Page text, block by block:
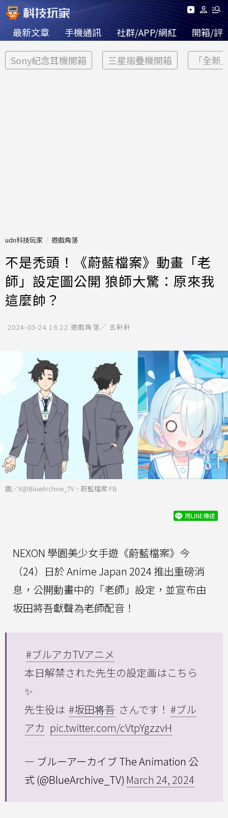
最新文章 手機通訊 社群/APP/網紅 開箱/評
Sony紀念耳機開箱 三星摺疊機開箱 「全新
udn科技玩家 遊戲角落
不是禿頭！《蔚藍檔案》動畫「老
師」設定圖公開 狼師大驚：原來我
這麼帥？
2024-03-24 16:22 遊戲角落／ 玄軒軒
圖／X@BlueArchive_TV、蔚藍檔案 FB
用LINE傳送
NEXON 學園美少女手遊《蔚藍檔案》今
（24）日於 Anime Japan 2024 推出重磅消
息，公開動畫中的「老師」設定，並宣布由
坂田將吾獻聲為老師配音！
#ブルアカTVアニメ
本日解禁された先生の設定画はこちら
✨
先生役は #坂田将吾 さんです！ #ブル
アカ pic.twitter.com/cVtpYgzzvH
— ブルーアーカイブ The Animation 公
式 (@BlueArchive_TV) March 24, 2024